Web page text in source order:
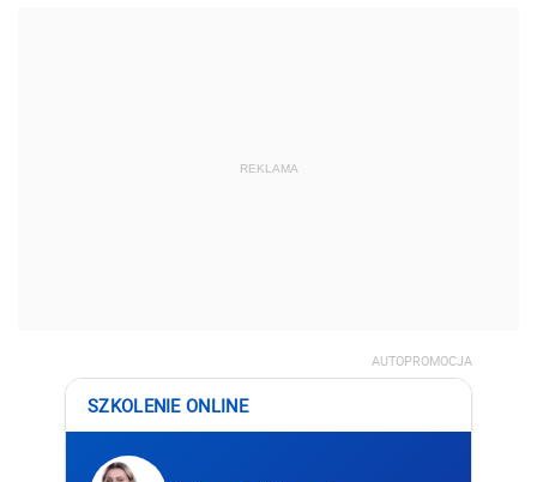
REKLAMA
AUTOPROMOCJA
SZKOLENIE ONLINE